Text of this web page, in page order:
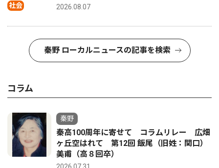
社会 2026.08.07
秦野 ローカルニュースの記事を検索
コラム
秦野
秦高100周年に寄せて コラムリレー 広畑
ヶ丘空はれて 第12回 飯尾（旧姓：関口）
美甫（高８回卒）